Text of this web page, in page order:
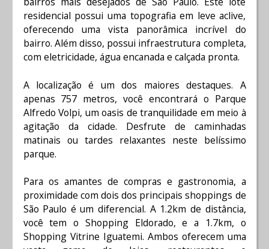
residencial possui uma topografia em leve aclive,
oferecendo uma vista panorâmica incrível do
bairro. Além disso, possui infraestrutura completa,
com eletricidade, água encanada e calçada pronta.
A localização é um dos maiores destaques. A
apenas 757 metros, você encontrará o Parque
Alfredo Volpi, um oasis de tranquilidade em meio à
agitação da cidade. Desfrute de caminhadas
matinais ou tardes relaxantes neste belíssimo
parque.
Para os amantes de compras e gastronomia, a
proximidade com dois dos principais shoppings de
São Paulo é um diferencial. A 1.2km de distância,
você tem o Shopping Eldorado, e a 1.7km, o
Shopping Vitrine Iguatemi. Ambos oferecem uma